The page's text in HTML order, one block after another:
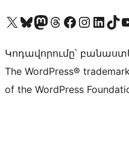
Visit our X (formerly Twitter) account
Visit our Bluesky account
Visit our Mastodon account
Visit our Threads account
Visit our Facebook page
Visit our Instagram
Visit ourVisit our
Կոդավորումը՝
The WordPress®
of the WordPress